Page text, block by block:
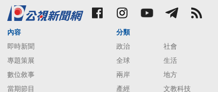
內容
即時新聞
專題策展
數位敘事
當期節目
分類
政治
社會
全球
生活
兩岸
地方
產經
文教科技